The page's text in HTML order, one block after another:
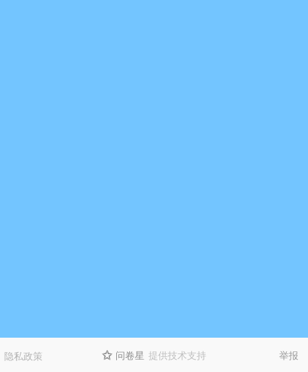
隐私政策  问卷星 提供技术支持 举报